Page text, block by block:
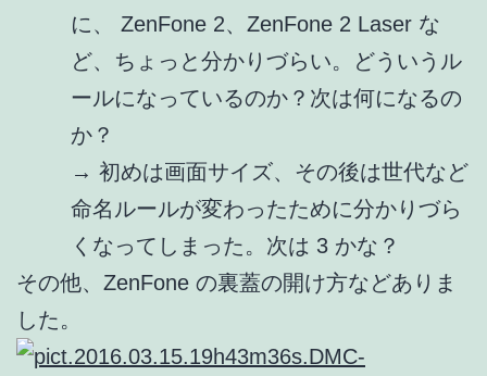
に、 ZenFone 2、ZenFone 2 Laser な
ど、ちょっと分かりづらい。どういうル
ールになっているのか？次は何になるの
か？
→ 初めは画面サイズ、その後は世代など
命名ルールが変わったために分かりづら
くなってしまった。次は 3 かな？
その他、ZenFone の裏蓋の開け方などありま
した。